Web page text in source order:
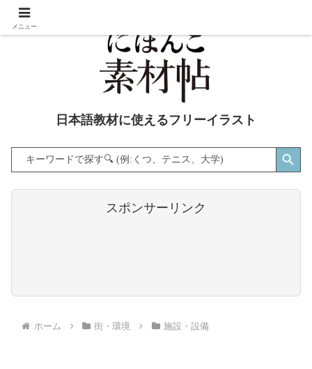
日本語教材に使えるフリーイラスト
Search
for:
Search Button
スポンサーリンク
ホーム 街・環境 施設・設備
メニュー